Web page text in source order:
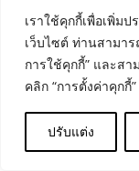
เราใช้คุกกี้เพื่อเพิ่ม
เว็บไซต์ ท่านสามาร
การใช้คุกกี้” และสา
คลิก “การตั้งค่าคุกกี้”
ปรับแต่ง